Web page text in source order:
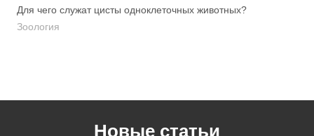
Для чего служат цисты одноклеточных животных?
Зоология
Новые статьи